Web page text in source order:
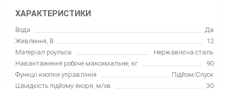
ХАРАКТЕРИСТИКИ
Вода
Да
Живлення, В
12
Матеріал роульса
Нержавіюча сталь
Навантаження робоче максимальне, кг
90
Функції кнопки управління
Підйом/Спуск
Швидкість підйому якоря, м/хв
30